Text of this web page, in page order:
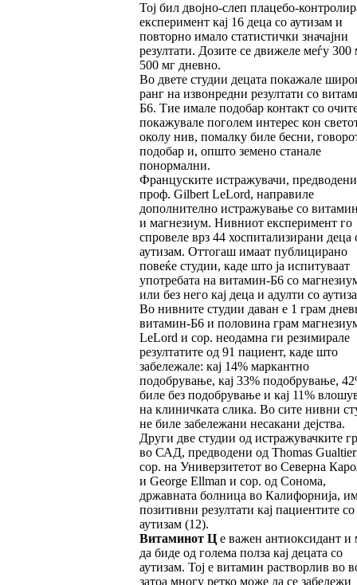
Тој бил двојно-слеп плацебо-
експеримент кај 16 деца со аутизам и
повторно имало статистички значајни
резултати. Дозите се движеле меѓу 300
500 мг дневно.
Во двете студии децата покажале
ранг на извонредни резултати со
Б6. Тие имале подобар контакт со
покажувале поголем интерес кон
околу нив, помалку биле бесни,
подобар и, општо земено станале
понормални.
Француските истражувачи,
проф. Gilbert LeLord, направиле
дополнително истражување со
и магнезиум. Нивниот експеримент го
спровеле врз 44 хоспитализирани деца
аутизам. Оттогаш имаат публицирано
повеќе студии, каде што ја испитуваат
употребата на витамин-Б6 со
или без него кај деца и адулти со
Во нивните студии даван е 1 грам
витамин-Б6 и половина грам
LeLord и сор. неодамна ги резимирале
резултатите од 91 пациент, каде што
забележале: кај 14% маркантно
подобрување, кај 33% подобрување,
биле без подобрување и кај 11%
на клиничката слика. Во сите нивни
не биле забележани несакани дејства.
Други две студии од истражувачките
во САД, предводени од Thomas
сор. на Универзитетот во Северна
и George Ellman и сор. од Сонома,
државната болница во Калифорнија,
позитивни резултати кај пациентите со
аутизам (12).
Витаминот Це важен антиоксидант и
да биде од голема полза кај децата со
аутизам. Тој е витамин растворлив во
затоа многу ретко може да се забележи